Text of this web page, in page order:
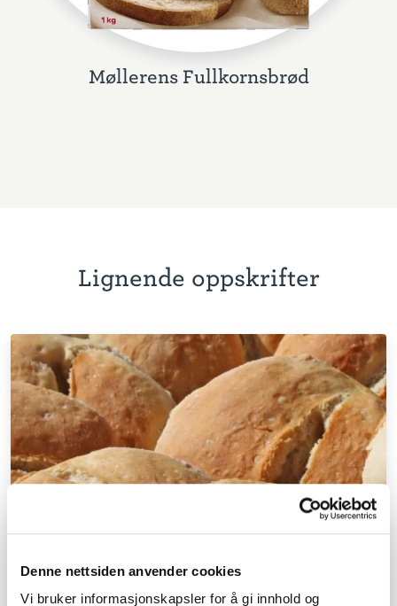
Denne nettsiden anvender cookies
Vi bruker informasjonskapsler for å gi innhold og
Møllerens Fullkornsbrød
Lignende oppskrifter